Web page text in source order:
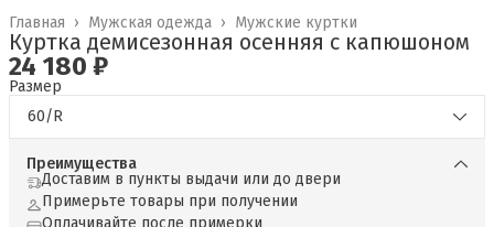
Мужские куртки
Мужская одежда ›
Главная ›
Куртка демисезонная осенняя с капюшоном
24 180 ₽
Размер
60/R
Преимущества
Доставим в пункты выдачи или до двери
Примерьте товары при получении
Оплачивайте после примерки